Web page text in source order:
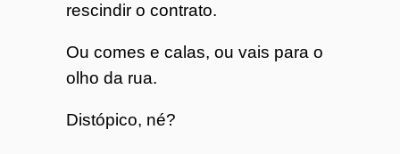
rescindir o contrato.
Ou comes e calas, ou vais para o
olho da rua.
Distópico, né?